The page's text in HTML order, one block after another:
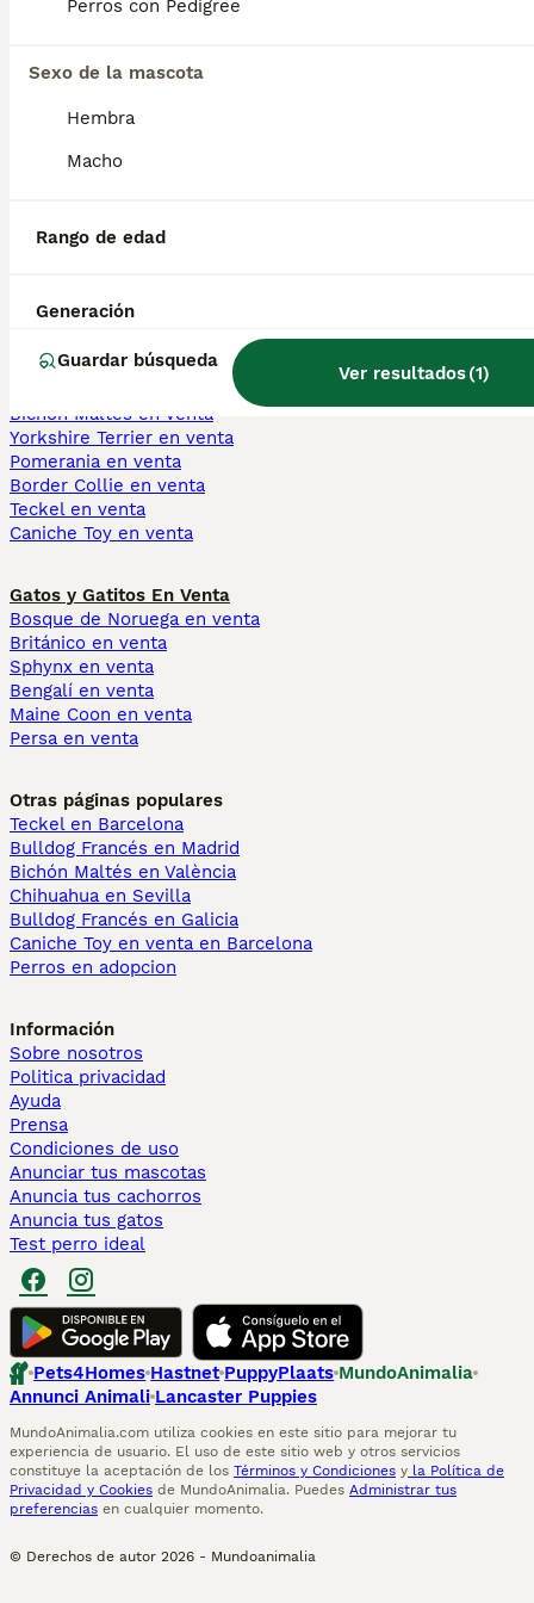
Perros con Pedigree
Sexo de la mascota
Hembra
Macho
Rango de edad
Generación
Guardar búsqueda
Ver resultados(1)
family dog?
Why is Thai Ridgeback rare?
¿Cuánto cuesta un cachorro
Perros Cachorros En Venta
Bichón Maltés en venta
Yorkshire Terrier en venta
Pomerania en venta
Border Collie en venta
Teckel en venta
Caniche Toy en venta
Gatos y Gatitos En Venta
Bosque de Noruega en venta
Británico en venta
Sphynx en venta
Bengalí en venta
Maine Coon en venta
Persa en venta
Otras páginas populares
Teckel en Barcelona
Bulldog Francés en Madrid
Bichón Maltés en València
Chihuahua en Sevilla
Bulldog Francés en Galicia
Caniche Toy en venta en Barcelona
Perros en adopcion
Información
Sobre nosotros
Politica privacidad
Ayuda
Prensa
Condiciones de uso
Anunciar tus mascotas
Anuncia tus cachorros
Anuncia tus gatos
Test perro ideal
Pets4Homes Hastnet PuppyPlaats MundoAnimalia
Annunci Animali Lancaster Puppies
MundoAnimalia.com utiliza cookies en este sitio para mejorar tu
experiencia de usuario. El uso de este sitio web y otros servicios
constituye la aceptación de los Términos y Condiciones y la Política de
Privacidad y Cookies de MundoAnimalia. Puedes Administrar tus
preferencias en cualquier momento.
© Derechos de autor 2026 - Mundoanimalia